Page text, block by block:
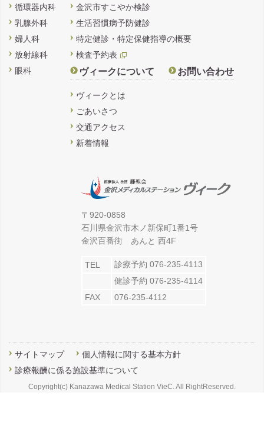
循環器内科
乳腺外科
婦人科
放射線科
眼科
金沢市すこやか検診
生活習慣病予防健診
特定健診・特定保健指導の概要
検査予約表
ヴィークについて
ヴィークとは
ごあいさつ
交通アクセス
新着情報
お問い合わせ
〒920-0858
石川県金沢市木ノ新保町1番1号
金沢百番街 あんと 西4F
TEL
診療予約 076-235-4113
健診予約 076-235-4114
FAX
076-235-4112
サイトマップ
個人情報に関する基本方針
診療報酬に係る施設基準について
Copyright(c) Kanazawa Medical Station VieC. All RightReserved.